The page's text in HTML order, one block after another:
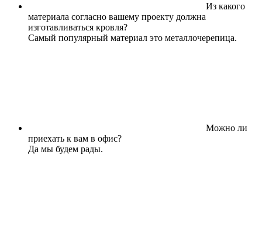
Из какого
материала согласно вашему проекту должна
изготавливаться кровля?
Самый популярный материал это металлочерепица.
Можно ли
приехать к вам в офис?
Да мы будем рады.